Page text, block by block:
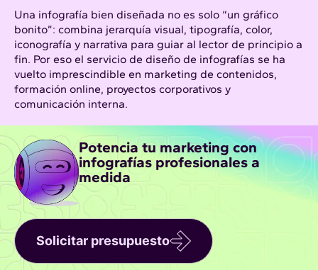
Una infografía bien diseñada no es solo “un gráfico
bonito”: combina jerarquía visual, tipografía, color,
iconografía y narrativa para guiar al lector de principio a
fin. Por eso el servicio de diseño de infografías se ha
vuelto imprescindible en marketing de contenidos,
formación online, proyectos corporativos y
comunicación interna.
Potencia tu marketing con
infografías profesionales a
medida
Solicitar presupuesto